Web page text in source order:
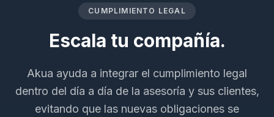
CUMPLIMIENTO LEGAL
Escala tu compañía.
Akua ayuda a integrar el cumplimiento legal
dentro del día a día de la asesoría y sus clientes,
evitando que las nuevas obligaciones se